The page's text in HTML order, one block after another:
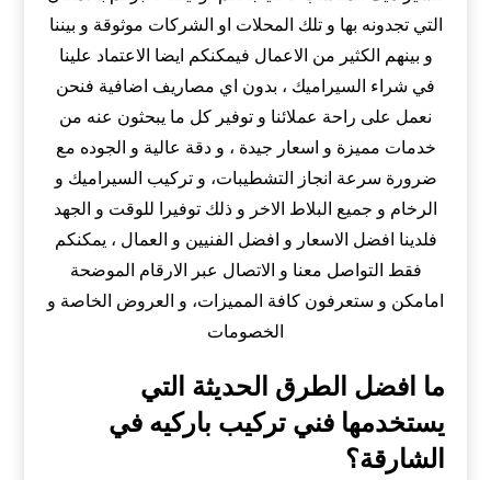
التي تجدونه بها و تلك المحلات او الشركات موثوقة و بيننا
و بينهم الكثير من الاعمال فيمكنكم ايضا الاعتماد علينا
في شراء السيراميك ، بدون اي مصاريف اضافية فنحن
نعمل على راحة عملائنا و توفير كل ما يبحثون عنه من
خدمات مميزة و اسعار جيدة ، و دقة عالية و الجوده مع
ضرورة سرعة انجاز التشطيبات، و تركيب السيراميك و
الرخام و جميع البلاط الاخر و ذلك توفيرا للوقت و الجهد
فلدينا افضل الاسعار و افضل الفنيين و العمال ، يمكنكم
فقط التواصل معنا و الاتصال عبر الارقام الموضحة
امامكن و ستعرفون كافة المميزات، و العروض الخاصة و
الخصومات
ما افضل الطرق الحديثة التي
يستخدمها فني تركيب باركيه في
الشارقة؟